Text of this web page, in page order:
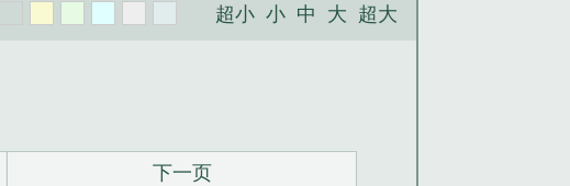
超小 小 中 大 超大
下一页